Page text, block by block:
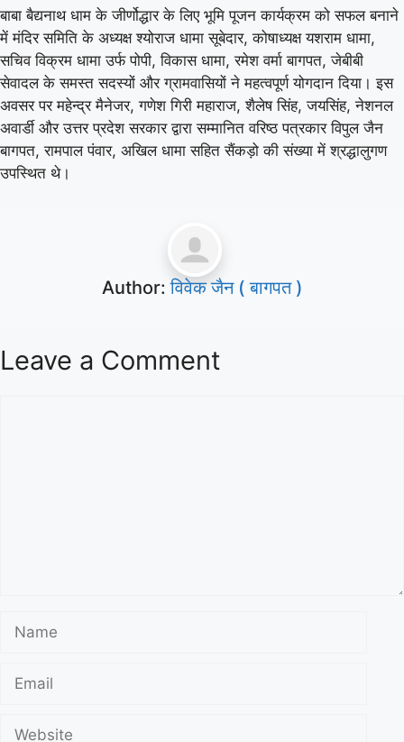
बाबा बैद्यनाथ धाम के जीर्णोद्धार के लिए भूमि पूजन कार्यक्रम को सफल बनाने
में मंदिर समिति के अध्यक्ष श्योराज धामा सूबेदार, कोषाध्यक्ष यशराम धामा,
सचिव विक्रम धामा उर्फ पोपी, विकास धामा, रमेश वर्मा बागपत, जेबीबी
सेवादल के समस्त सदस्यों और ग्रामवासियों ने महत्वपूर्ण योगदान दिया। इस
अवसर पर महेन्द्र मैनेजर, गणेश गिरी महाराज, शैलेष सिंह, जयसिंह, नेशनल
अवार्डी और उत्तर प्रदेश सरकार द्वारा सम्मानित वरिष्ठ पत्रकार विपुल जैन
बागपत, रामपाल पंवार, अखिल धामा सहित सैंकड़ो की संख्या में श्रद्धालुगण
उपस्थित थे।
Author:विवेक जैन ( बागपत )
Leave a Comment